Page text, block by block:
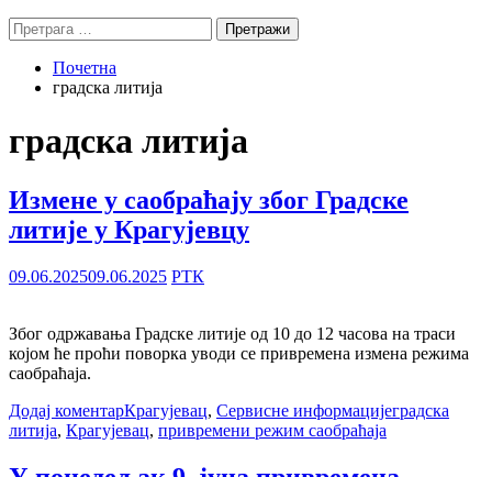
Претрага
за:
Почетна
градска литија
градска литија
Измене у саобраћају због Градске
литије у Крагујевцу
09.06.202509.06.2025 РТК
Због одржавања Градске литије од 10 до 12 часова на траси
којом ће проћи поворка уводи се привремена измена режима
саобраћаја.
Додај коментарКрагујевац, Сервисне информацијеградска
литија, Крагујевац, привремени режим саобраћаја